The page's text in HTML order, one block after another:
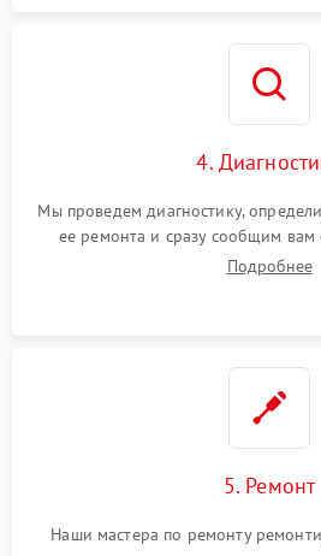
4.
Мы проведем диагностику,
ее ремонта и сразу сообщим вам
Подробнее
5. Ремонт
Наши мастера по ремонту